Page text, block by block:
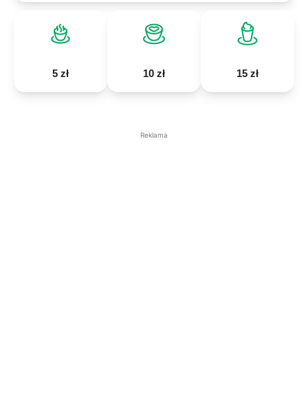
5 zł 10 zł 15 zł
Reklama